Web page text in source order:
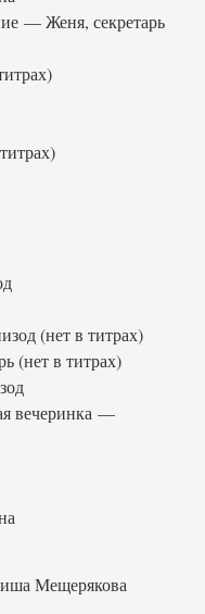
— Женя, секретарь
(нет в титрах)
(нет в титрах)
вечеринка —